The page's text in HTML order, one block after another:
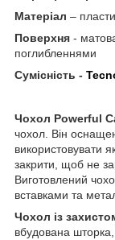
Матеріал –
Поверхня -
поглибленнями
Сумісність -
Чохол Powerful
чохол. Він
використовувати
закрити, щоб не
Виготовлений
вставками та
Чохол із
вбудована